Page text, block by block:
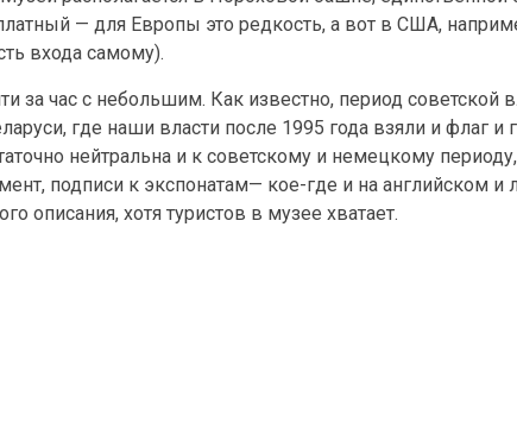
— для Европы это редкость, а вот в США,
входа самому).
час с небольшим. Как известно, период советской
где наши власти после 1995 года взяли и флаг и
нейтральна и к советскому и немецкому
подписи к экспонатам— кое-где и на английском
описания, хотя туристов в музее хватает.